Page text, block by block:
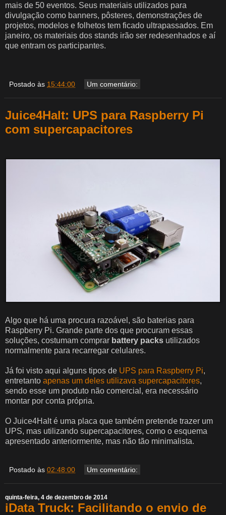
mais de 50 eventos. Seus materiais utilizados para
divulgação como banners, pôsteres, demonstrações de
projetos, modelos e folhetos tem ficado ultrapassados. Em
janeiro, os materiais dos stands irão ser redesenhados e aí
que entram os participantes.
Postado às 15:44:00 Um comentário:
Juice4Halt: UPS para Raspberry Pi
com supercapacitores
Algo que há uma procura razoável, são baterias para
Raspberry Pi. Grande parte dos que procuram essas
soluções, costumam comprar battery packs utilizados
normalmente para recarregar celulares.
Já foi visto aqui alguns tipos de UPS para Raspberry Pi,
entretanto apenas um deles utilizava supercapacitores,
sendo esse um produto não comercial, era necessário
montar por conta própria.
O Juice4Halt é uma placa que também pretende trazer um
UPS, mas utilizando supercapacitores, como o esquema
apresentado anteriormente, mas não tão minimalista.
Postado às 02:48:00 Um comentário:
quinta-feira, 4 de dezembro de 2014
iData Truck: Facilitando o envio de